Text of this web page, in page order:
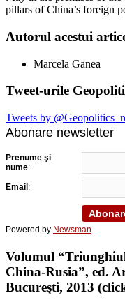
pillars of China’s foreign
Autorul acestui
Marcela Ganea
Tweet-urile
Tweets by
Abonare newsletter
Prenume şi
nume:
Email :
Powered by Newsman
Volumul
China-Rusia”, ed.
Bucureşti, 2013